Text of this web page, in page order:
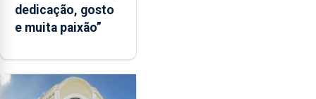
dedicação, gosto
e muita paixão”